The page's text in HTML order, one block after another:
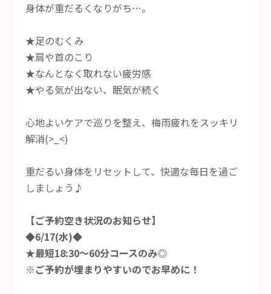
身体が重だるくなりがち…。
★足のむくみ
★肩や首のこり
★なんとなく取れない疲労感
★やる気が出ない、眠気が続く
心地よいケアで巡りを整え、梅雨疲れをスッキリ
解消(>_<)
重だるい身体をリセットして、快適な毎日を過ご
しましょう♪
【ご予約空き状況のお知らせ】
◆6/17(水)◆
★最短18:30～60分コースのみ◎
※ご予約が埋まりやすいのでお早めに！